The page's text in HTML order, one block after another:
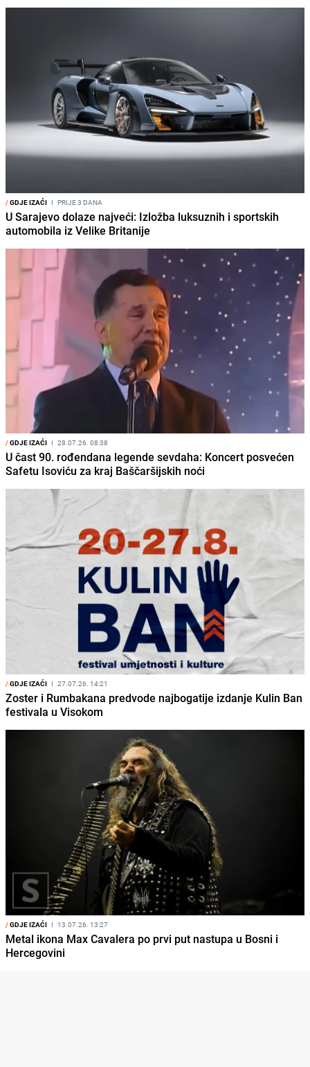
/GDJE IZAĆI I PRIJE 3 DANA
U Sarajevo dolaze najveći: Izložba luksuznih i sportskih
automobila iz Velike Britanije
/GDJE IZAĆI I 28.07.26. 08:38
U čast 90. rođendana legende sevdaha: Koncert posvećen
Safetu Isoviću za kraj Baščaršijskih noći
/GDJE IZAĆI I 27.07.26. 14:21
Zoster i Rumbakana predvode najbogatije izdanje Kulin Ban
festivala u Visokom
/GDJE IZAĆI I 13.07.26. 13:27
Metal ikona Max Cavalera po prvi put nastupa u Bosni i
Hercegovini